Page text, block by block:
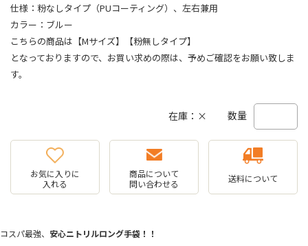
仕様：粉なしタイプ（PUコーティング）、左右兼用
カラー：ブルー
こちらの商品は【Mサイズ】【粉無しタイプ】
となっておりますので、お買い求めの際は、予めご確認をお願い致しま
す。
在庫：× 数量
お気に入りに
入れる
商品について
問い合わせる
送料について
コスパ最強、 安心ニトリルロング手袋！！